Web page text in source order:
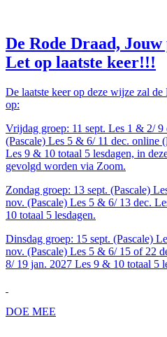
De Rode Draad,
Let op laatste keer!!!
De laatste keer op deze wijze zal
op:
Vrijdag groep: 11 sept. Les 1 & 2/
(Pascale) Les 5 & 6/ 11 dec. online
Les 9 & 10 totaal 5 lesdagen, in
gevolgd worden via Zoom.
Zondag groep: 13 sept. (Pascale)
nov. (Pascale) Les 5 & 6/ 13 dec.
10 totaal 5 lesdagen.
Dinsdag groep: 15 sept. (Pascale)
nov. (Pascale) Les 5 & 6/ 15 of 22
8/ 19 jan. 2027 Les 9 & 10 totaal 5
DOE MEE